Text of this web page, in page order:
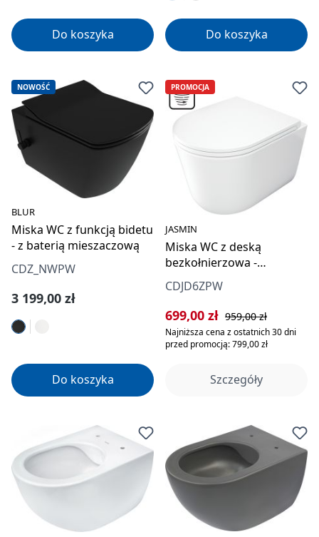
Do koszyka Do koszyka
NOWOŚĆ
BLUR
Miska WC z funkcją bidetu
- z baterią mieszaczową
CDZ_NWPW
Cena regularna:
3 199,00 zł
Do koszyka
PROMOCJA
JASMIN
Miska WC z deską
bezkołnierzowa -
spłukiwanie wirowe
CDJD6ZPW
Cena sprzedaży:
699,00 zł Cena regularna:
959,00 zł
Najniższa cena z ostatnich 30 dni
przed promocją: 799,00 zł
Szczegóły